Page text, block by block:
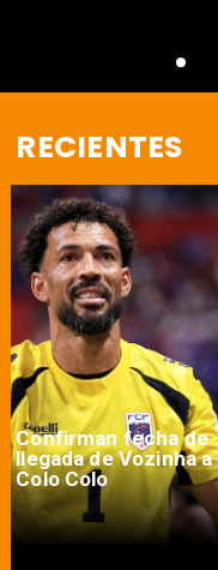
RECIENTES
Confirman fecha de
llegada de Vozinha a
Colo Colo